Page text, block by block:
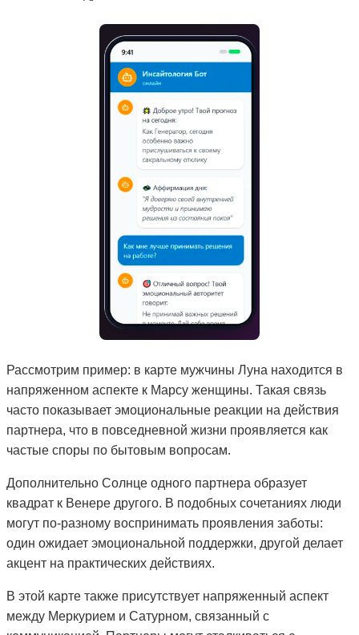
Рассмотрим пример: в карте мужчины Луна находится в
напряженном аспекте к Марсу женщины. Такая связь
часто показывает эмоциональные реакции на действия
партнера, что в повседневной жизни проявляется как
частые споры по бытовым вопросам.
Дополнительно Солнце одного партнера образует
квадрат к Венере другого. В подобных сочетаниях люди
могут по-разному воспринимать проявления заботы:
один ожидает эмоциональной поддержки, другой делает
акцент на практических действиях.
В этой карте также присутствует напряженный аспект
между Меркурием и Сатурном, связанный с